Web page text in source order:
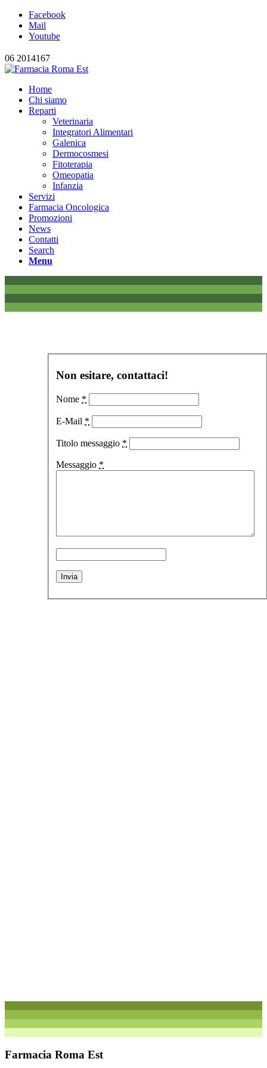
Facebook
Mail
Youtube
06 2014167
Home
Chi siamo
Reparti
Veterinaria
Integratori Alimentari
Galenica
Dermocosmesi
Fitoterapia
Omeopatia
Infanzia
Servizi
Farmacia Oncologica
Promozioni
News
Contatti
Search
Menu
Non esitare, contattaci!
Nome *
E-Mail *
Titolo messaggio *
Messaggio *
Farmacia Roma Est